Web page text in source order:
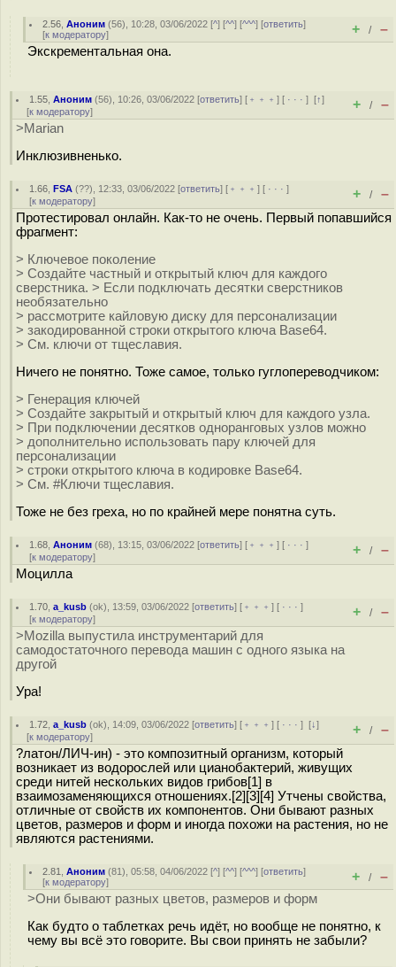
2.56 ,Аноним (56), 10:28, 03/06/2022 [^] [^^] [^^^] [ответить]
[к модератору] + / –
Экскрементальная она.
1.55 ,Аноним (56), 10:26, 03/06/2022 [ответить] [ ﹢﹢﹢] [ · · ·][↑]
[к модератору] + / –
>Marian
Инклюзивненько.
1.66 ,FSA (??), 12:33, 03/06/2022 [ответить] [ ﹢﹢﹢] [ · · ·]
[к модератору] + / –
Протестировал онлайн. Как-то не очень. Первый попавшийся
фрагмент:
> Ключевое поколение
> Создайте частный и открытый ключ для каждого
сверстника. > Если подключать десятки сверстников
необязательно
> рассмотрите кайловую диску для персонализации
> закодированной строки открытого ключа Base64.
> См. ключи от тщеславия.
Ничего не понятно. Тоже самое, только гуглопереводчиком:
> Генерация ключей
> Создайте закрытый и открытый ключ для каждого узла.
> При подключении десятков одноранговых узлов можно
> дополнительно использовать пару ключей для
персонализации
> строки открытого ключа в кодировке Base64.
> См. #Ключи тщеславия.
Тоже не без греха, но по крайней мере понятна суть.
1.68 ,Аноним (68), 13:15, 03/06/2022 [ответить] [ ﹢﹢﹢] [ · · ·]
[к модератору] + / –
Моцилла
1.70 ,a_kusb (ok), 13:59, 03/06/2022 [ответить] [ ﹢﹢﹢] [ · · ·]
[к модератору] + / –
>Mozilla выпустила инструментарий для
самодостаточного перевода машин с одного языка на
другой
Ура!
1.72 ,a_kusb (ok), 14:09, 03/06/2022 [ответить] [ ﹢﹢﹢] [ · · ·][↓]
[к модератору] + / –
?латон/ЛИЧ-ин) - это композитный организм, который
возникает из водорослей или цианобактерий, живущих
среди нитей нескольких видов грибов[1] в
взаимозаменяющихся отношениях.[2][3][4] Утчены свойства,
отличные от свойств их компонентов. Они бывают разных
цветов, размеров и форм и иногда похожи на растения, но не
являются растениями.
2.81 ,Аноним (81), 05:58, 04/06/2022 [^] [^^] [^^^] [ответить]
[к модератору] + / –
>Они бывают разных цветов, размеров и форм
Как будто о таблетках речь идёт, но вообще не понятно, к
чему вы всё это говорите. Вы свои принять не забыли?